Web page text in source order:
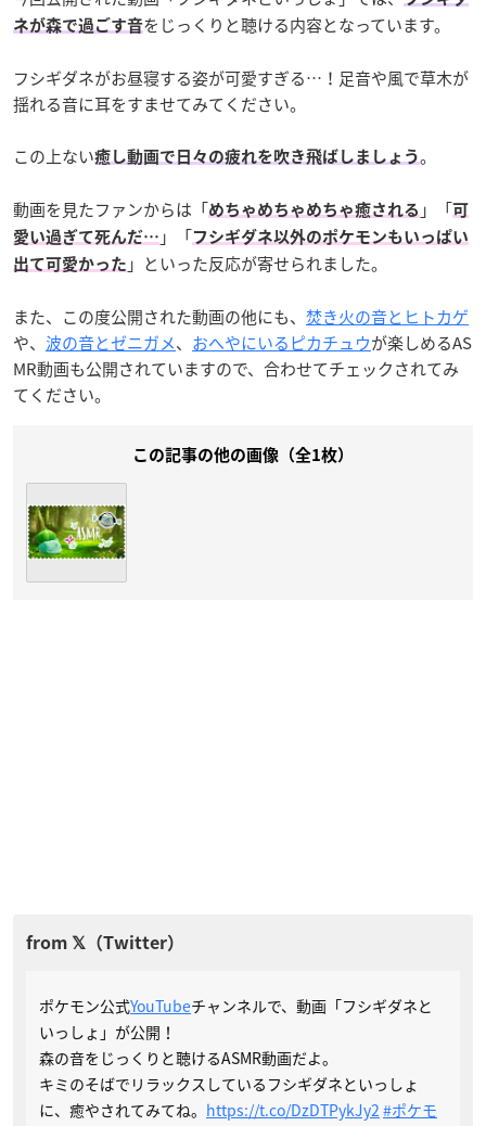
ネが森で過ごす音をじっくりと聴ける内容となっています。
フシギダネがお昼寝する姿が可愛すぎる…！足音や風で草木が
揺れる音に耳をすませてみてください。
この上ない癒し動画で日々の疲れを吹き飛ばしましょう。
動画を見たファンからは「めちゃめちゃめちゃ癒される 」「可
愛い過ぎて死んだ… 」「フシギダネ以外のポケモンもいっぱい
出て可愛かった 」といった反応が寄せられました。
また、この度公開された動画の他にも、 焚き火の音とヒトカゲ
や、 波の音とゼニガメ、 おへやにいるピカチュウが楽しめるAS
MR動画も公開されていますので、合わせてチェックされてみ
てください。
この記事の他の画像（全1枚）
ポケモン公式YouTubeチャンネルで、動画「フシギダネと
いっしょ」が公開！
森の音をじっくりと聴けるASMR動画だよ。
キミのそばでリラックスしているフシギダネといっしょ
に、癒やされてみてね。 https://t.co/DzDTPykJy2 #ポケモ